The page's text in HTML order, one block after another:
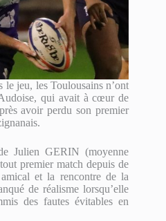
le jeu, les Toulousains n’ont
qui avait à cœur de
avoir perdu son premier
Julien GERIN (moyenne
premier match depuis de
et la rencontre de la
de réalisme lorsqu’elle
des fautes évitables en